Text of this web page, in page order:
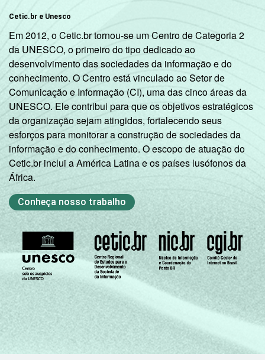
Cetic.br e Unesco
Em 2012, o Cetic.br tornou-se um Centro de Categoria 2
da UNESCO, o primeiro do tipo dedicado ao
desenvolvimento das sociedades da informação e do
conhecimento. O Centro está vinculado ao Setor de
Comunicação e Informação (CI), uma das cinco áreas da
UNESCO. Ele contribui para que os objetivos estratégicos
da organização sejam atingidos, fortalecendo seus
esforços para monitorar a construção de sociedades da
informação e do conhecimento. O escopo de atuação do
Cetic.br inclui a América Latina e os países lusófonos da
África.
Conheça nosso trabalho